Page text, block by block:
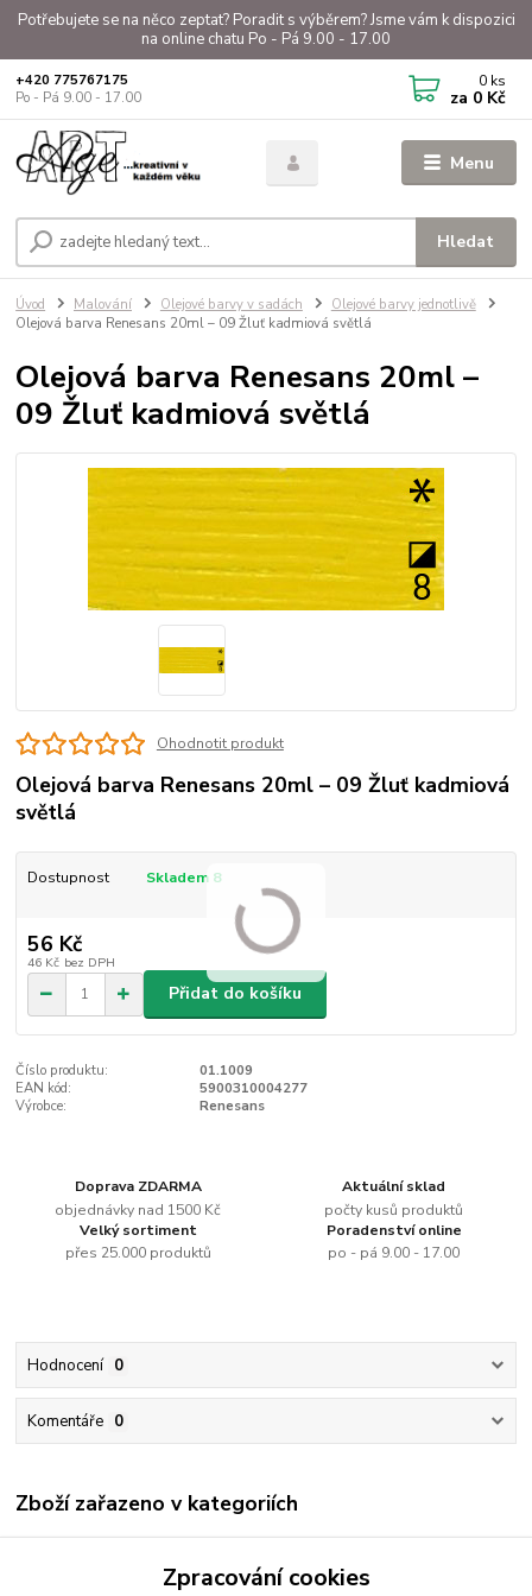
Potřebujete se na něco zeptat? Poradit s výběrem? Jsme vám k dispozici
na online chatu Po - Pá 9.00 - 17.00
Menu
Hledat
+420 775767175
Po - Pá 9.00 - 17.00
0 ks
za 0 Kč
Úvod Malování Olejové barvy v sadách
Olejové barvy jednotlivě
Olejová barva Renesans 20ml – 09 Žluť kadmiová světlá
Olejová barva Renesans 20ml –
09 Žluť kadmiová světlá
Ohodnotit produkt
Olejová barva Renesans 20ml – 09 Žluť kadmiová
světlá
Dostupnost Skladem 8
56 Kč
46 Kč bez DPH
Přidat do košíku
Číslo produktu:
01.1009
EAN kód:
5900310004277
Výrobce:
Renesans
Doprava ZDARMA
objednávky nad 1500 Kč
Aktuální sklad
počty kusů produktů
Velký sortiment
přes 25.000 produktů
Poradenství online
po - pá 9.00 - 17.00
Hodnocení 0
Komentáře 0
Zboží zařazeno v kategoriích
Renesans
Olejové barvy jednotlivěZpracování cookies